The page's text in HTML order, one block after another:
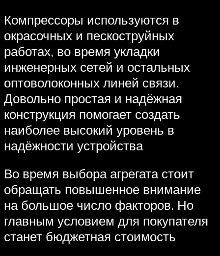
Компрессоры используются в
окрасочных и пескоструйных
работах, во время укладки
инженерных сетей и остальных
оптоволоконных линей связи.
Довольно простая и надёжная
конструкция помогает создать
наиболее высокий уровень в
надёжности устройства
Во время выбора агрегата стоит
обращать повышенное внимание
на большое число факторов. Но
главным условием для покупателя
станет бюджетная стоимость